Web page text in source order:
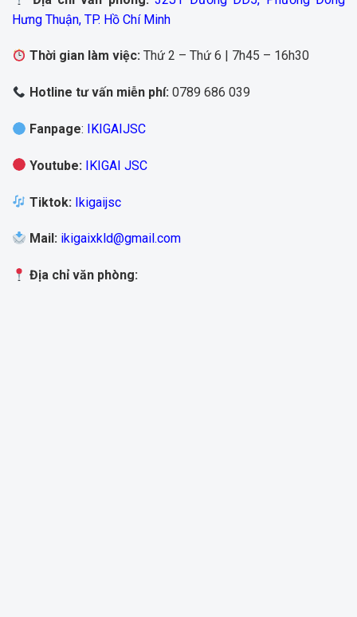
Hưng Thuận, TP. Hồ Chí Minh
Thời gian làm việc:Thứ 2 – Thứ 6 | 7h45 – 16h30
Hotline tư vấn miễn phí:0789 686 039
Fanpage: IKIGAIJSC
Youtube: IKIGAI JSC
Tiktok: Ikigaijsc
Mail : ikigaixkld@gmail.com
Địa chỉ văn phòng: